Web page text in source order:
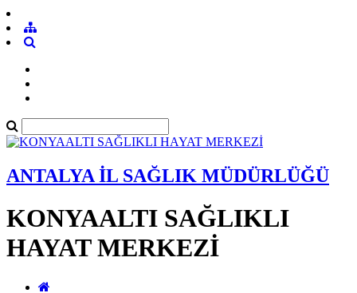
ANTALYA İL SAĞLIK MÜDÜRLÜĞÜ
KONYAALTI SAĞLIKLI
HAYAT MERKEZİ